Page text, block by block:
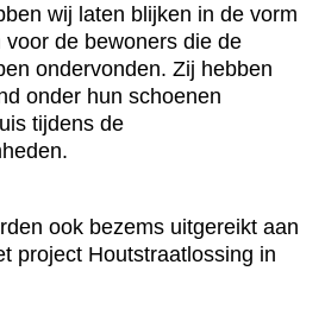
wij laten blijken in de vorm
de bewoners die de
ondervonden. Zij hebben
onder hun schoenen
tijdens de
ook bezems uitgereikt aan
project Houtstraatlossing in